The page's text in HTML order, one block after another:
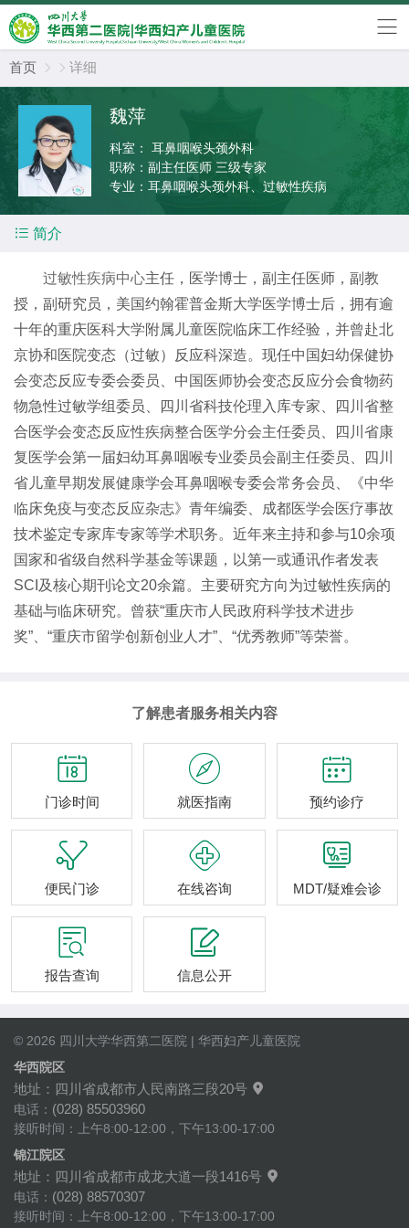
首页   详细
魏萍
科室：
耳鼻咽喉头颈外科
职称： 副主任医师 三级专家
专业： 耳鼻咽喉头颈外科、过敏性疾病
 简介
过敏性疾病中心主任，医学博士，副主任医师，副教
授，副研究员，美国约翰霍普金斯大学医学博士后，拥有逾
十年的重庆医科大学附属儿童医院临床工作经验，并曾赴北
京协和医院变态（过敏）反应科深造。现任中国妇幼保健协
会变态反应专委会委员、中国医师协会变态反应分会食物药
物急性过敏学组委员、四川省科技伦理入库专家、四川省整
合医学会变态反应性疾病整合医学分会主任委员、四川省康
复医学会第一届妇幼耳鼻咽喉专业委员会副主任委员、四川
省儿童早期发展健康学会耳鼻咽喉专委会常务会员、《中华
临床免疫与变态反应杂志》青年编委、成都医学会医疗事故
技术鉴定专家库专家等学术职务。近年来主持和参与10余项
国家和省级自然科学基金等课题，以第一或通讯作者发表
SCI及核心期刊论文20余篇。主要研究方向为过敏性疾病的
基础与临床研究。曾获“重庆市人民政府科学技术进步
奖”、“重庆市留学创新创业人才”、“优秀教师”等荣誉。
了解患者服务相关内容

门诊时间

就医指南

预约诊疗

便民门诊

在线咨询

MDT/疑难会诊

报告查询

信息公开
© 2026 四川大学华西第二医院 | 华西妇产儿童医院
华西院区
地址：四川省成都市人民南路三段20号 
电话： (028) 85503960
接听时间：上午8:00-12:00，下午13:00-17:00
锦江院区
地址：四川省成都市成龙大道一段1416号 
电话： (028) 88570307
接听时间：上午8:00-12:00，下午13:00-17:00